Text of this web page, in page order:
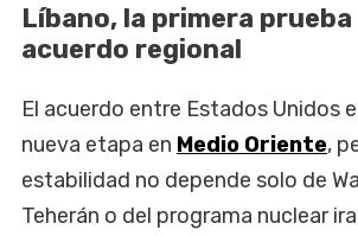
Líbano, la primera prueba
acuerdo regional
El acuerdo entre Estados Unidos
nueva etapa en Medio Oriente,
estabilidad no depende solo de
Teherán o del programa nuclear